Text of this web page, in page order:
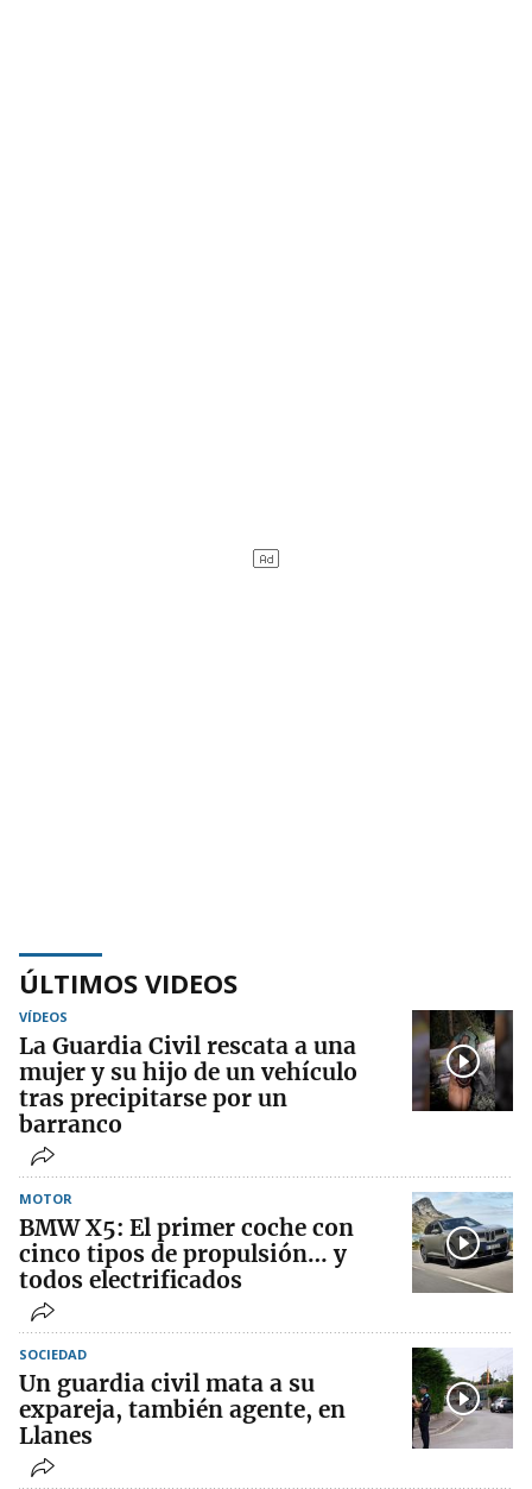
ÚLTIMOS VIDEOS
VÍDEOS
La Guardia Civil rescata a una
mujer y su hijo de un vehículo
tras precipitarse por un
barranco
MOTOR
BMW X5: El primer coche con
cinco tipos de propulsión… y
todos electrificados
SOCIEDAD
Un guardia civil mata a su
expareja, también agente, en
Llanes